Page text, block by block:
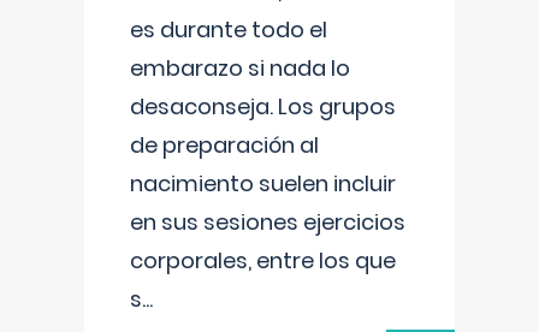
es durante todo el
embarazo si nada lo
desaconseja. Los grupos
de preparación al
nacimiento suelen incluir
en sus sesiones ejercicios
corporales, entre los que
s...